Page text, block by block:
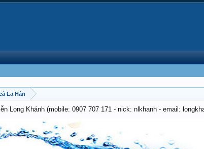
La Hán
Long Khánh (mobile: 0907 707 171 - nick: nlkhanh - email: